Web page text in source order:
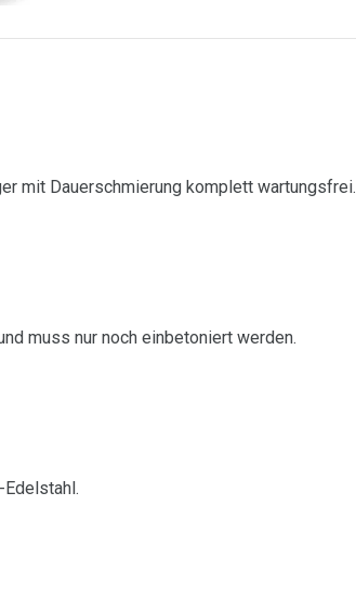
mit Dauerschmierung komplett wartungsfrei.
muss nur noch einbetoniert werden.